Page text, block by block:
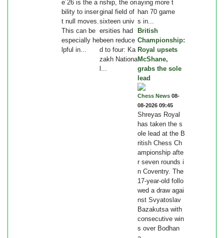
e´26 is the a
bility to inser
t null moves.
This can be
especially he
lpful in...
nship, the ori
ginal field of
sixteen univ
ersities had
been reduce
d to four: Ka
zakh Nationa
l...
aying more t
han 70 game
s in...
British
Championship:
Royal upsets
McShane,
grabs the sole
lead
Chess News 08-
08-2026 09:45
Shreyas Royal
has taken the s
ole lead at the B
ritish Chess Ch
ampionship afte
r seven rounds i
n Coventry. The
17-year-old follo
wed a draw agai
nst Svyatoslav
Bazakutsa with
consecutive win
s over Bodhan